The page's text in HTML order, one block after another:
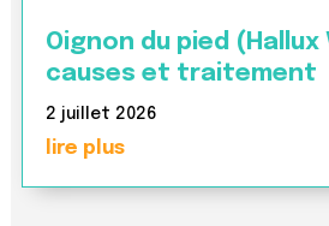
Oignon du pied (Hallux
causes et traitement
2 juillet 2026
lire plus